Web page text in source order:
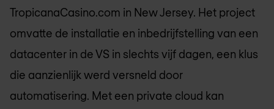
TropicanaCasino.com in New Jersey. Het project
omvatte de installatie en inbedrijfstelling van een
datacenter in de VS in slechts vijf dagen, een klus
die aanzienlijk werd versneld door
automatisering. Met een private cloud kan